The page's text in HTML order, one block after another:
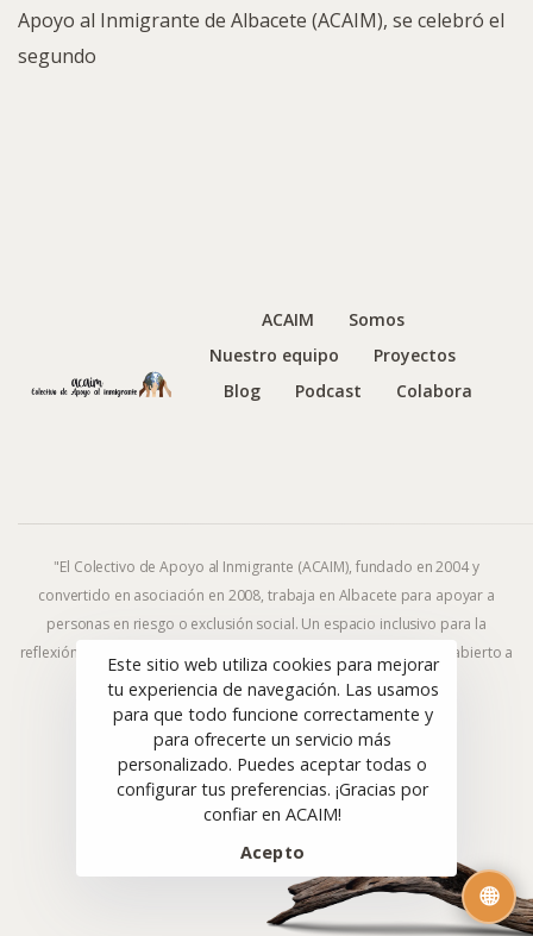
🌐
Apoyo al Inmigrante de Albacete (ACAIM), se celebró el
segundo
ACAIM
Somos
Nuestro equipo
Proyectos
Blog
Podcast Colabora
"El Colectivo de Apoyo al Inmigrante (ACAIM), fundado en 2004 y
convertido en asociación en 2008, trabaja en Albacete para apoyar a
personas en riesgo o exclusión social. Un espacio inclusivo para la
reflexión y la acción frente al fenómeno migratorio y la exclusión, abierto a
todas las ideologías y religiones."
© ACAIM 2008–2025. Todos los derechos reservados.
Sitio web diseñado con 🤎 porCuarteroAgurcia
Este sitio web utiliza cookies para mejorar
tu experiencia de navegación. Las usamos
para que todo funcione correctamente y
para ofrecerte un servicio más
personalizado. Puedes aceptar todas o
configurar tus preferencias. ¡Gracias por
confiar en ACAIM!
Acepto